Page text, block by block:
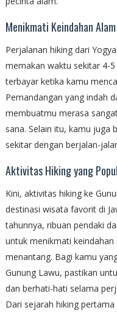
Menikmati Keindahan Alam
Perjalanan hiking dari
memakan waktu sekitar 4-
terbayar ketika kamu
Pemandangan yang indah
membuatmu merasa
sana. Selain itu, kamu juga
sekitar dengan berjalan-
Aktivitas Hiking yang
Kini, aktivitas hiking ke
destinasi wisata favorit di
tahunnya, ribuan pendaki
untuk menikmati
menantang. Bagi kamu
Gunung Lawu, pastikan
dan berhati-hati selama
Dari sejarah hiking